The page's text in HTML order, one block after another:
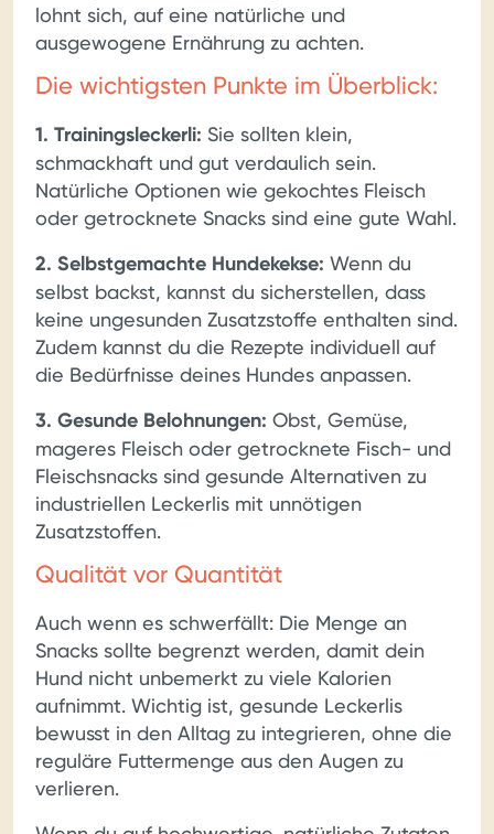
lohnt sich, auf eine natürliche und
ausgewogene Ernährung zu achten.
Die wichtigsten Punkte im Überblick:
1. Trainingsleckerli: Sie sollten klein,
schmackhaft und gut verdaulich sein.
Natürliche Optionen wie gekochtes Fleisch
oder getrocknete Snacks sind eine gute Wahl.
2. Selbstgemachte Hundekekse: Wenn du
selbst backst, kannst du sicherstellen, dass
keine ungesunden Zusatzstoffe enthalten sind.
Zudem kannst du die Rezepte individuell auf
die Bedürfnisse deines Hundes anpassen.
3. Gesunde Belohnungen: Obst, Gemüse,
mageres Fleisch oder getrocknete Fisch- und
Fleischsnacks sind gesunde Alternativen zu
industriellen Leckerlis mit unnötigen
Zusatzstoffen.
Qualität vor Quantität
Auch wenn es schwerfällt: Die Menge an
Snacks sollte begrenzt werden, damit dein
Hund nicht unbemerkt zu viele Kalorien
aufnimmt. Wichtig ist, gesunde Leckerlis
bewusst in den Alltag zu integrieren, ohne die
reguläre Futtermenge aus den Augen zu
verlieren.